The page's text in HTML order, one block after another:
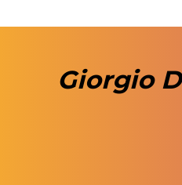
Giorgio